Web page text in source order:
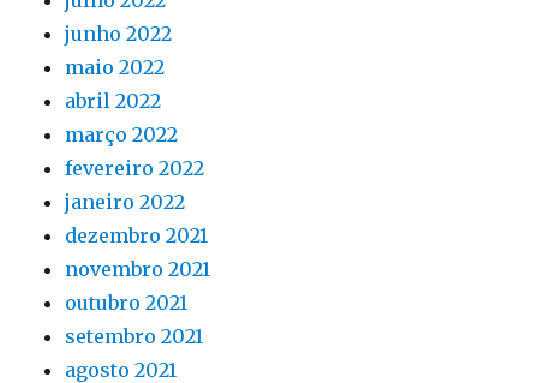
junho 2022
maio 2022
abril 2022
março 2022
fevereiro 2022
janeiro 2022
dezembro 2021
novembro 2021
outubro 2021
setembro 2021
agosto 2021